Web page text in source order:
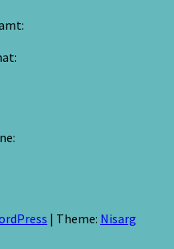
| Theme: Nisarg